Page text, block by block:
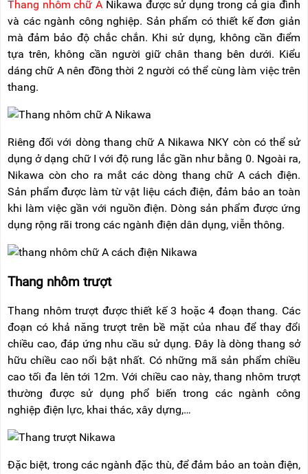
Thang nhôm chữ A Nikawa được sử dụng trong cả gia đình
và các ngành công nghiệp. Sản phẩm có thiết kế đơn giản
mà đảm bảo độ chắc chắn. Khi sử dụng, không cần điểm
tựa trên, không cần người giữ chân thang bên dưới. Kiểu
dáng chữ A nên đồng thời 2 người có thể cùng làm việc trên
thang.
Riêng đối với dòng thang chữ A Nikawa NKY còn có thể sử
dụng ở dạng chữ I với độ rung lắc gần như bằng 0. Ngoài ra,
Nikawa còn cho ra mắt các dòng thang chữ A cách điện.
Sản phẩm được làm từ vật liệu cách điện, đảm bảo an toàn
khi làm việc gần với nguồn điện. Dòng sản phẩm được ứng
dụng rộng rãi trong các ngành điện dân dụng, viễn thông.
Thang nhôm trượt
Thang nhôm trượt được thiết kế 3 hoặc 4 đoạn thang. Các
đoạn có khả năng trượt trên bề mặt của nhau để thay đổi
chiều cao, đáp ứng nhu cầu sử dụng. Đây là dòng thang sở
hữu chiều cao nổi bật nhất. Có những mã sản phẩm chiều
cao tối đa lên tới 12m. Với chiều cao này, thang nhôm trượt
thường được sử dụng phổ biến trong các ngành công
nghiệp điện lực, khai thác, xây dựng,…
Đặc biệt, trong các ngành đặc thù, để đảm bảo an toàn điện,